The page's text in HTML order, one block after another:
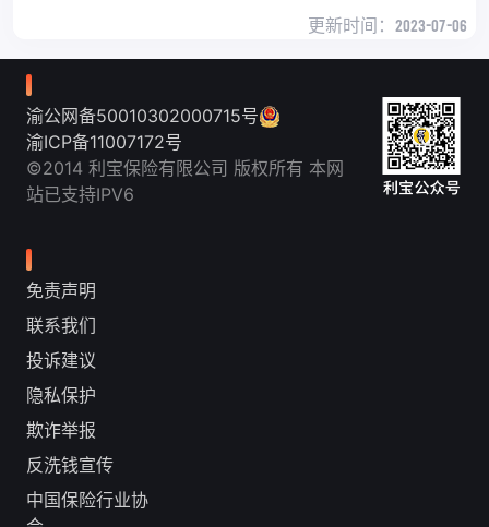
更新时间： 2023-07-06
渝公网备50010302000715号
渝ICP备11007172号
©2014 利宝保险有限公司 版权所有 本网
站已支持IPV6
免责声明
联系我们
投诉建议
隐私保护
欺诈举报
反洗钱宣传
中国保险行业协